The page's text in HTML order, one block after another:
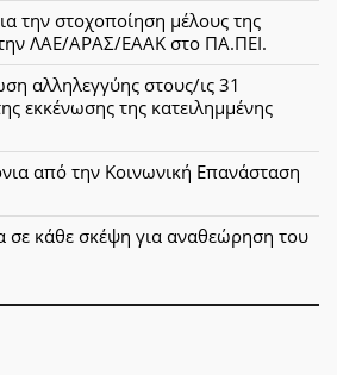
την στοχοποίηση μέλους της
ΛΑΕ/ΑΡΑΣ/ΕΑΑΚ στο ΠΑ.ΠΕΙ.
αλληλεγγύης στους/ις 31
εκκένωσης της κατειλημμένης
από την Κοινωνική Επανάσταση
σε κάθε σκέψη για αναθεώρηση του